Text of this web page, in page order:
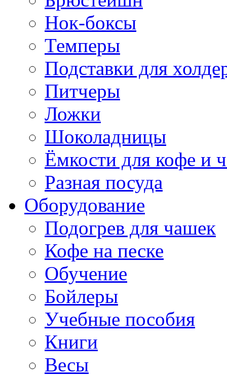
Нок-боксы
Темперы
Подставки для
Питчеры
Ложки
Шоколадницы
Ёмкости для кофе и
Разная посуда
Оборудование
Подогрев для чашек
Кофе на песке
Обучение
Бойлеры
Учебные пособия
Книги
Весы